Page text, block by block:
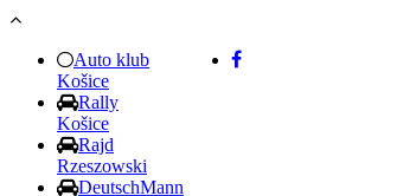
Skočiť na hlavný obsah
Auto klub
Košice
Rally
Košice
Rajd
Rzeszowski
DeutschMann